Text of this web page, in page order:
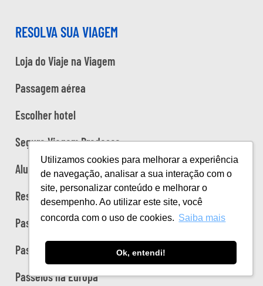
Utilizamos cookies para melhorar a experiência
de navegação, analisar a sua interação com o
site, personalizar conteúdo e melhorar o
desempenho. Ao utilizar este site, você
concorda com o uso de cookies. Saiba mais
Ok, entendi!
RESOLVA SUA VIAGEM
Loja do Viaje na Viagem
Passagem aérea
Escolher hotel
Seguro Viagem Bradesco
Alugar carro
Reservar trânsfer
Passagens de trem na Europa
Passeios no Brasil
Passeios na Europa